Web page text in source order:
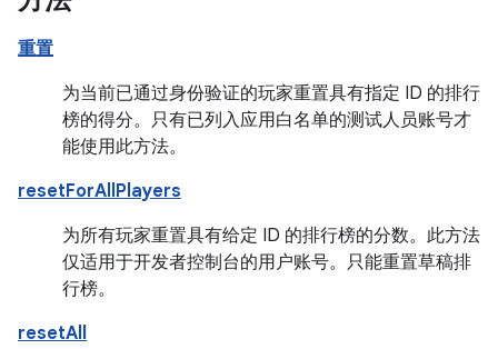
重置
为当前已通过身份验证的玩家重置具有指定 ID 的排行
榜的得分。只有已列入应用白名单的测试人员账号才
能使用此方法。
resetForAllPlayers
为所有玩家重置具有给定 ID 的排行榜的分数。此方法
仅适用于开发者控制台的用户账号。只能重置草稿排
行榜。
resetAll